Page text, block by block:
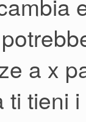
si
a livello
a x
tieni